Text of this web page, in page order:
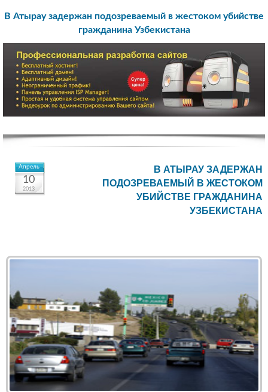
В Атырау задержан подозреваемый в жестоком убийстве
гражданина Узбекистана
Апрель
10
2013
В АТЫРАУ ЗАДЕРЖАН
ПОДОЗРЕВАЕМЫЙ В ЖЕСТОКОМ
УБИЙСТВЕ ГРАЖДАНИНА
УЗБЕКИСТАНА